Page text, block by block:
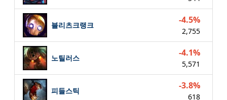
블리츠크랭크 -4.5%
2,755
노틸러스 -4.1%
5,571
피들스틱 -3.8%
618